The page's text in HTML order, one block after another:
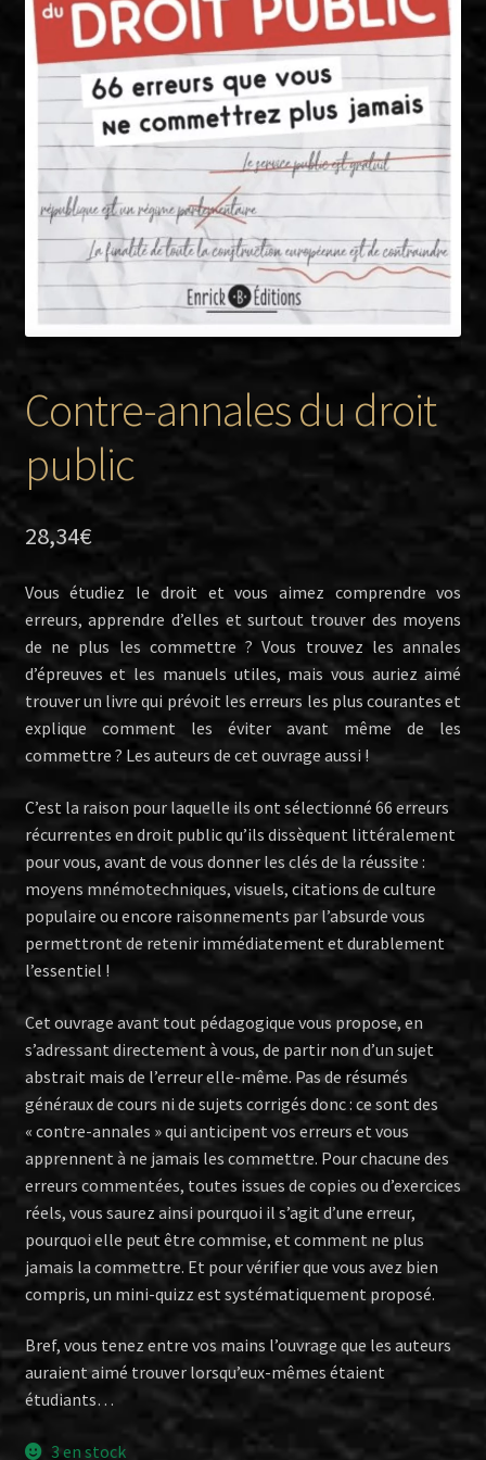
Twitter
Facebook
Contre-annales du droit
public
28,34€
Vous étudiez le droit et vous aimez comprendre vos
erreurs, apprendre d’elles et surtout trouver des moyens
de ne plus les commettre ? Vous trouvez les annales
d’épreuves et les manuels utiles, mais vous auriez aimé
trouver un livre qui prévoit les erreurs les plus courantes et
explique comment les éviter avant même de les
commettre ? Les auteurs de cet ouvrage aussi !
C’est la raison pour laquelle ils ont sélectionné 66 erreurs
récurrentes en droit public qu’ils dissèquent littéralement
pour vous, avant de vous donner les clés de la réussite :
moyens mnémotechniques, visuels, citations de culture
populaire ou encore raisonnements par l’absurde vous
permettront de retenir immédiatement et durablement
l’essentiel !
Cet ouvrage avant tout pédagogique vous propose, en
s’adressant directement à vous, de partir non d’un sujet
abstrait mais de l’erreur elle-même. Pas de résumés
généraux de cours ni de sujets corrigés donc : ce sont des
« contre-annales » qui anticipent vos erreurs et vous
apprennent à ne jamais les commettre. Pour chacune des
erreurs commentées, toutes issues de copies ou d’exercices
réels, vous saurez ainsi pourquoi il s’agit d’une erreur,
pourquoi elle peut être commise, et comment ne plus
jamais la commettre. Et pour vérifier que vous avez bien
compris, un mini-quizz est systématiquement proposé.
Bref, vous tenez entre vos mains l’ouvrage que les auteurs
auraient aimé trouver lorsqu’eux-mêmes étaient
étudiants…
3 en stock